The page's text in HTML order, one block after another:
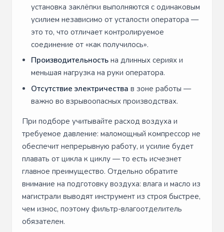
установка заклёпки выполняются с одинаковым
усилием независимо от усталости оператора —
это то, что отличает контролируемое
соединение от «как получилось».
Производительность на длинных сериях и
меньшая нагрузка на руки оператора.
Отсутствие электричества в зоне работы —
важно во взрывоопасных производствах.
При подборе учитывайте расход воздуха и
требуемое давление: маломощный компрессор не
обеспечит непрерывную работу, и усилие будет
плавать от цикла к циклу — то есть исчезнет
главное преимущество. Отдельно обратите
внимание на подготовку воздуха: влага и масло из
магистрали выводят инструмент из строя быстрее,
чем износ, поэтому фильтр-влагоотделитель
обязателен.